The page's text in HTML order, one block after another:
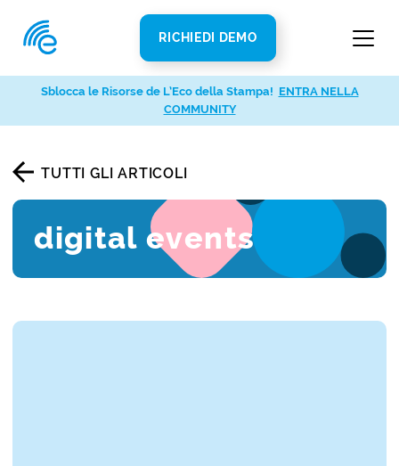
RICHIEDI DEMO
TUTTI GLI ARTICOLI
digital events
Sblocca le Risorse de L’Eco della Stampa! ENTRA NELLA
COMMUNITY